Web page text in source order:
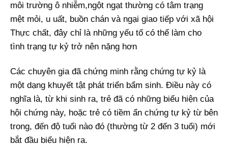
môi trường ô nhiễm,ngột ngạt thường có tâm trạng
mệt mỏi, u uất, buồn chán và ngại giao tiếp với xã hội
Thực chất, đây chỉ là những yếu tố có thể làm cho
tình trạng tự kỷ trở nên nặng hơn
Các chuyên gia đã chứng minh rằng chứng tự kỷ là
một dạng khuyết tật phát triển bẩm sinh. Điều này có
nghĩa là, từ khi sinh ra, trẻ đã có những biểu hiện của
hội chứng này, hoặc trẻ có tiềm ẩn chứng tự kỷ từ bên
trong, đến độ tuổi nào đó (thường từ 2 đến 3 tuổi) mới
bắt đầu biểu hiện ra.